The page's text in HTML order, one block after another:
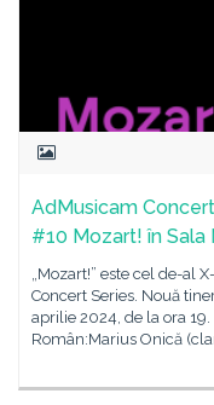
AdMusicam
#10 Mozart! în Sala
„Mozart!” este cel de-al
Concert Series. Nouă
aprilie 2024, de la ora
Român:Marius Onică